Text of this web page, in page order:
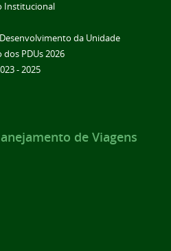
Institucional
da Unidade
PDUs 2026
- 2025
de Viagens